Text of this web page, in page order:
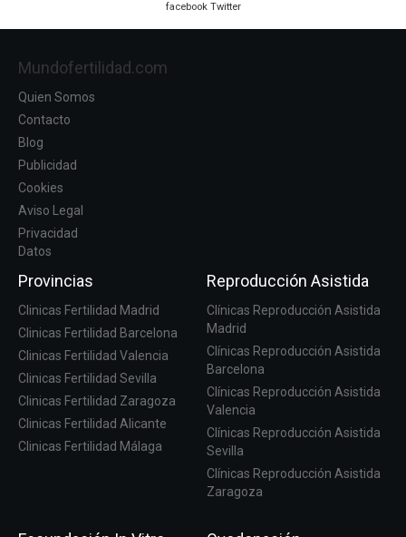
facebook Twitter
Mundofertilidad.com
Quien Somos
Contacto
Blog
Publicidad
Cookies
Aviso Legal
Privacidad
Datos
Provincias
Clinicas Fertilidad Madrid
Clinicas Fertilidad Barcelona
Clinicas Fertilidad Valencia
Clinicas Fertilidad Sevilla
Clinicas Fertilidad Zaragoza
Clinicas Fertilidad Alicante
Clinicas Fertilidad Málaga
Reproducción Asistida
Clínicas Reproducción Asistida
Madrid
Clínicas Reproducción Asistida
Barcelona
Clínicas Reproducción Asistida
Valencia
Clínicas Reproducción Asistida
Sevilla
Clínicas Reproducción Asistida
Zaragoza